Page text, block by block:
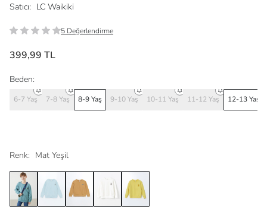
Satıcı: LC Waikiki
5 Değerlendirme
399,99 TL
Renk: Mat Yeşil
Beden:
6-7 Yaş 7-8 Yaş 8-9 Yaş 9-10 Yaş 10-11 Yaş 11-12 Yaş 12-13 Yaş